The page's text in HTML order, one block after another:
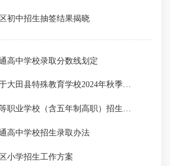
初中招生抽签结果揭晓
高中学校录取分数线划定
大田县教育局关于大田县特殊教育学校2024年秋季招生工作的通知
大田县2024年中等职业学校（含五年制高职）招生录取办法
高中学校招生录取办法
小学招生工作方案